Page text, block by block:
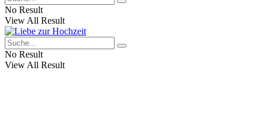
No Result
View All Result
No Result
View All Result